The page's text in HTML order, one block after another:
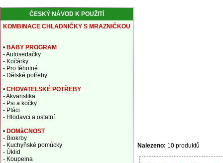
Nalezeno: 10 produktů
ČESKÝ NÁVOD K POUŽITÍ
KOMBINACE CHLADNIČKY S MRAZNIČKOU
• BABY PROGRAM
- Autosedačky
- Kočárky
- Pro těhotné
- Dětské potřeby
• CHOVATELSKÉ POTŘEBY
- Akvaristika
- Psi a kočky
- Ptáci
- Hlodavci a ostatní
• DOMàCNOST
- Biokrby
- Kuchyňské pomůcky
- Úklid
- Koupelna